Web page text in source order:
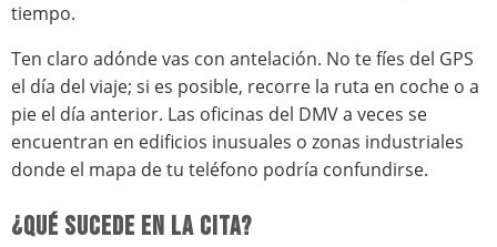
tiempo.
Ten claro adónde vas con antelación. No te fíes del GPS
el día del viaje; si es posible, recorre la ruta en coche o a
pie el día anterior. Las oficinas del DMV a veces se
encuentran en edificios inusuales o zonas industriales
donde el mapa de tu teléfono podría confundirse.
¿QUÉ SUCEDE EN LA CITA?